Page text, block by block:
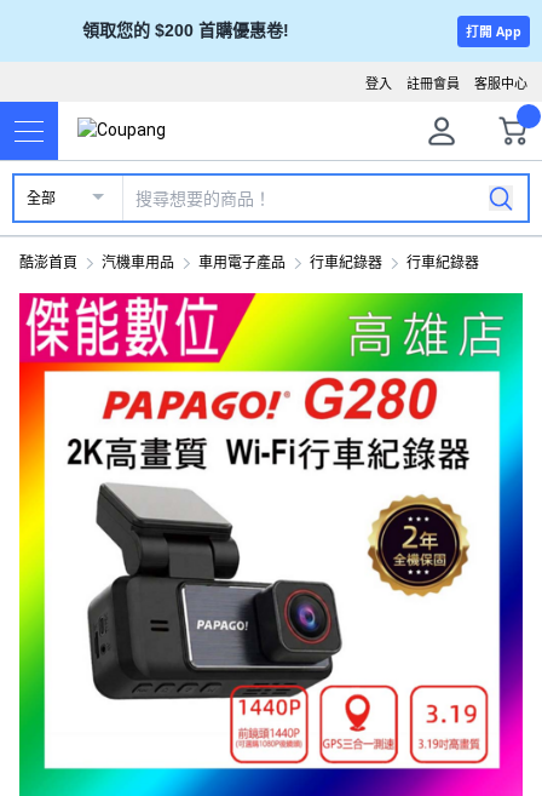
領取您的 $200 首購優惠卷! 打開 App
客服中心
註冊會員
登入
全部
酷澎首頁 汽機車用品 車用電子產品 行車紀錄器 行車紀錄器